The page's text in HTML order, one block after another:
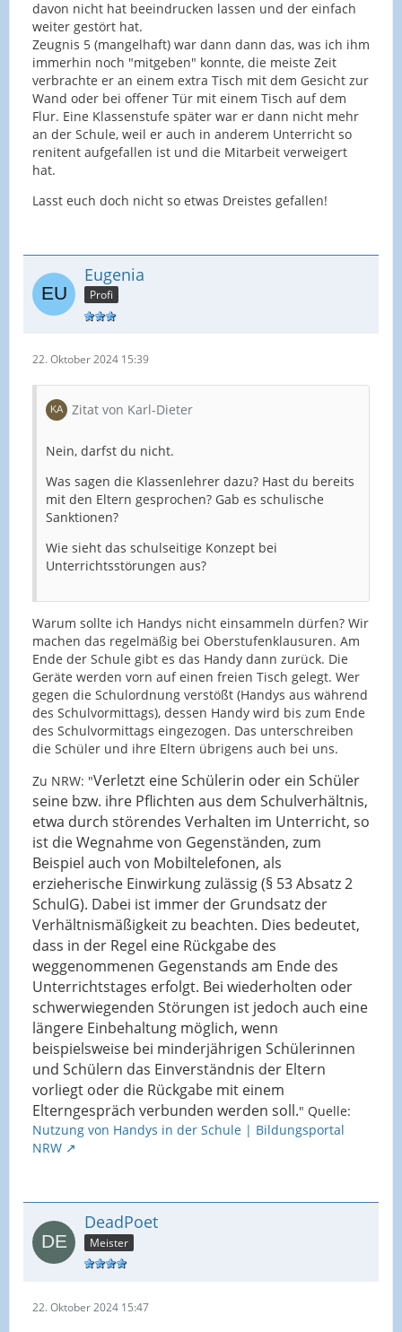
davon nicht hat beeindrucken lassen und der einfach
weiter gestört hat.
Zeugnis 5 (mangelhaft) war dann dann das, was ich ihm
immerhin noch "mitgeben" konnte, die meiste Zeit
verbrachte er an einem extra Tisch mit dem Gesicht zur
Wand oder bei offener Tür mit einem Tisch auf dem
Flur. Eine Klassenstufe später war er dann nicht mehr
an der Schule, weil er auch in anderem Unterricht so
renitent aufgefallen ist und die Mitarbeit verweigert
hat.
Lasst euch doch nicht so etwas Dreistes gefallen!
Eugenia
Profi
22. Oktober 2024 15:39
Zitat von Karl-Dieter
Nein, darfst du nicht.
Was sagen die Klassenlehrer dazu? Hast du bereits
mit den Eltern gesprochen? Gab es schulische
Sanktionen?
Wie sieht das schulseitige Konzept bei
Unterrichtsstörungen aus?
Warum sollte ich Handys nicht einsammeln dürfen? Wir
machen das regelmäßig bei Oberstufenklausuren. Am
Ende der Schule gibt es das Handy dann zurück. Die
Geräte werden vorn auf einen freien Tisch gelegt. Wer
gegen die Schulordnung verstößt (Handys aus während
des Schulvormittags), dessen Handy wird bis zum Ende
des Schulvormittags eingezogen. Das unterschreiben
die Schüler und ihre Eltern übrigens auch bei uns.
Zu NRW: "Verletzt eine Schülerin oder ein Schüler
seine bzw. ihre Pflichten aus dem Schulverhältnis,
etwa durch störendes Verhalten im Unterricht, so
ist die Wegnahme von Gegenständen, zum
Beispiel auch von Mobiltelefonen, als
erzieherische Einwirkung zulässig (§ 53 Absatz 2
SchulG). Dabei ist immer der Grundsatz der
Verhältnismäßigkeit zu beachten. Dies bedeutet,
dass in der Regel eine Rückgabe des
weggenommenen Gegenstands am Ende des
Unterrichtstages erfolgt. Bei wiederholten oder
schwerwiegenden Störungen ist jedoch auch eine
längere Einbehaltung möglich, wenn
beispielsweise bei minderjährigen Schülerinnen
und Schülern das Einverständnis der Eltern
vorliegt oder die Rückgabe mit einem
Elterngespräch verbunden werden soll." Quelle:
Nutzung von Handys in der Schule | Bildungsportal
NRW
DeadPoet
Meister
22. Oktober 2024 15:47